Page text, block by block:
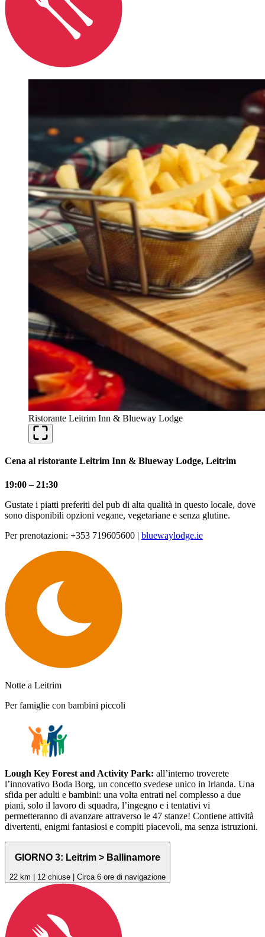
Ristorante Leitrim Inn & Blueway Lodge
Cena al ristorante Leitrim Inn & Blueway Lodge, Leitrim
19:00 – 21:30
Gustate i piatti preferiti del pub di alta qualità in questo locale, dove
sono disponibili opzioni vegane, vegetariane e senza glutine.
Per prenotazioni: +353 719605600 | bluewaylodge.ie
Notte a Leitrim
Per famiglie con bambini piccoli
Lough Key Forest and Activity Park: all’interno troverete
l’innovativo Boda Borg, un concetto svedese unico in Irlanda. Una
sfida per adulti e bambini: una volta entrati nel complesso a due
piani, solo il lavoro di squadra, l’ingegno e i tentativi vi
permetteranno di avanzare attraverso le 47 stanze! Contiene attività
divertenti, enigmi fantasiosi e compiti piacevoli, ma senza istruzioni.
GIORNO 3: Leitrim > Ballinamore
22 km | 12 chiuse | Circa 6 ore di navigazione